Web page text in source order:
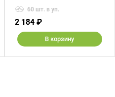
60 шт. в уп.
2 184 ₽
В корзину